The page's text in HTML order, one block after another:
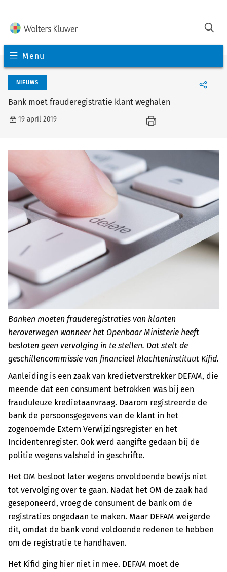
Menu
NIEUWS
Bank moet frauderegistratie klant weghalen
19 april 2019
Banken moeten frauderegistraties van klanten
heroverwegen wanneer het Openbaar Ministerie heeft
besloten geen vervolging in te stellen. Dat stelt de
geschillencommissie van financieel klachteninstituut Kifid.
Aanleiding is een zaak van kredietverstrekker DEFAM, die
meende dat een consument betrokken was bij een
frauduleuze kredietaanvraag. Daarom registreerde de
bank de persoonsgegevens van de klant in het
zogenoemde Extern Verwijzingsregister en het
Incidentenregister. Ook werd aangifte gedaan bij de
politie wegens valsheid in geschrifte.
Het OM besloot later wegens onvoldoende bewijs niet
tot vervolging over te gaan. Nadat het OM de zaak had
geseponeerd, vroeg de consument de bank om de
registraties ongedaan te maken. Maar DEFAM weigerde
dit, omdat de bank vond voldoende redenen te hebben
om de registratie te handhaven.
Het Kifid ging hier niet in mee. DEFAM moet de